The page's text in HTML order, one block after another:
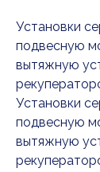
Установки
подвесную
вытяжную
Установки
подвесную
вытяжную